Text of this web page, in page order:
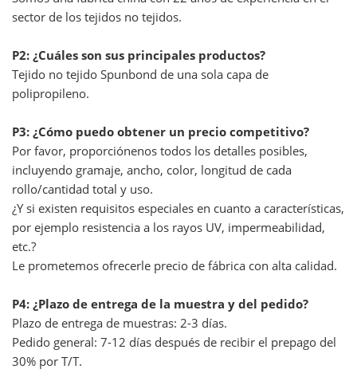
sector de los tejidos no tejidos.
P2: ¿Cuáles son sus principales productos?
Tejido no tejido Spunbond de una sola capa de
polipropileno.
P3: ¿Cómo puedo obtener un precio competitivo?
Por favor, proporciónenos todos los detalles posibles,
incluyendo gramaje, ancho, color, longitud de cada
rollo/cantidad total y uso.
¿Y si existen requisitos especiales en cuanto a características,
por ejemplo resistencia a los rayos UV, impermeabilidad,
etc.?
Le prometemos ofrecerle precio de fábrica con alta calidad.
P4: ¿Plazo de entrega de la muestra y del pedido?
Plazo de entrega de muestras: 2-3 días.
Pedido general: 7-12 días después de recibir el prepago del
30% por T/T.